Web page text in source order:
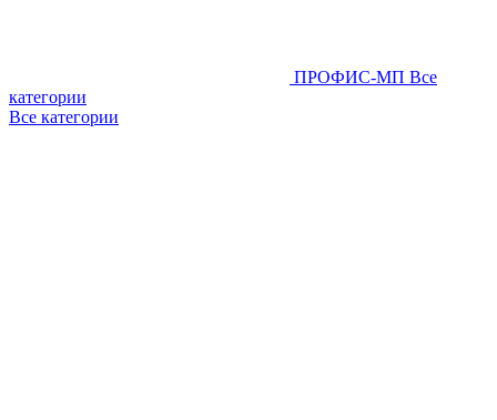
ПРОФИС-МП Все
категории
Все категории